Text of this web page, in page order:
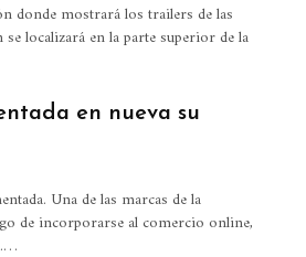
donde mostrará los trailers de las
localizará en la parte superior de la
en nueva su
Una de las marcas de la
de incorporarse al comercio online,